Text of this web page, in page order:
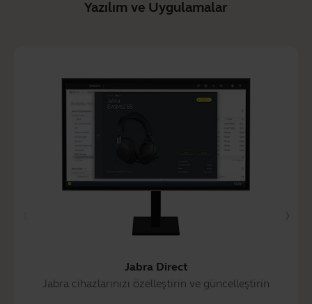
Yazılım ve Uygulamalar
Jabra Direct
Jabra cihazlarınızı özelleştirin ve güncelleştirin